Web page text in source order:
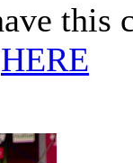
this
HERE